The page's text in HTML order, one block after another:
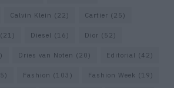
Calvin Klein (22) Cartier (25)
(21) Diesel (16) Dior (52)
Dries van Noten (20) Editorial (42)
Fashion (103) Fashion Week (19)